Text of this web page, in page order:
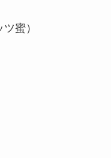
蜜）